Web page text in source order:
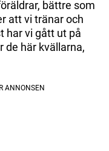
bättre som
att vi tränar och
har vi gått ut på
de här kvällarna,